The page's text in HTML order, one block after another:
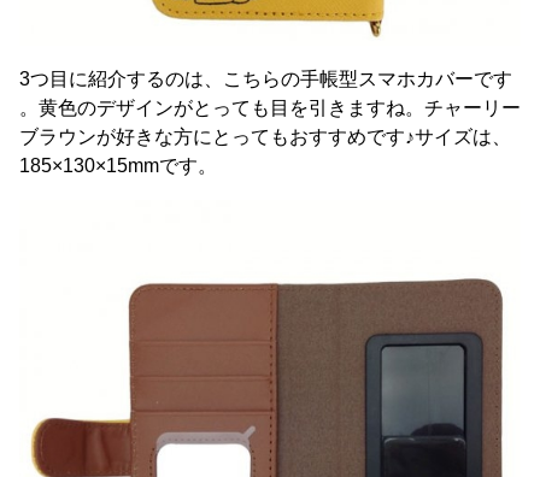
3つ目に紹介するのは、こちらの手帳型スマホカバーです
。黄色のデザインがとっても目を引きますね。チャーリー
ブラウンが好きな方にとってもおすすめです♪サイズは、
185×130×15mmです。